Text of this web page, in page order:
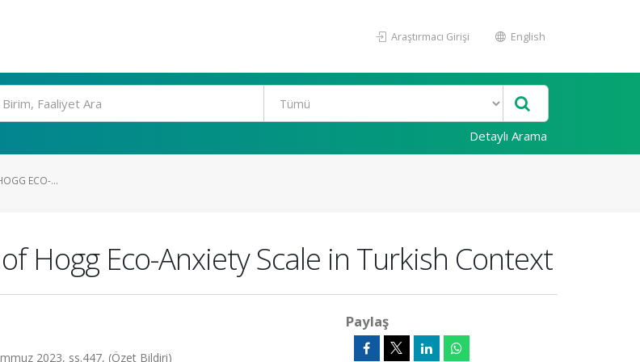
Araştırmacı Girişi English
Detaylı Arama
ECO-...
Hogg Eco-Anxiety Scale in Turkish Context
2023, ss.447, (Özet Bildiri)
Paylaş